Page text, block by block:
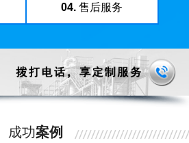
04. 售后服务
成功案例